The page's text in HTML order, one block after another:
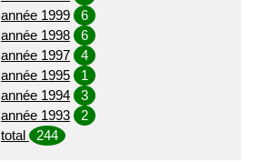
année 1999
6
année 1998
6
année 1997
4
année 1995
1
année 1994
3
année 1993
2
total
244